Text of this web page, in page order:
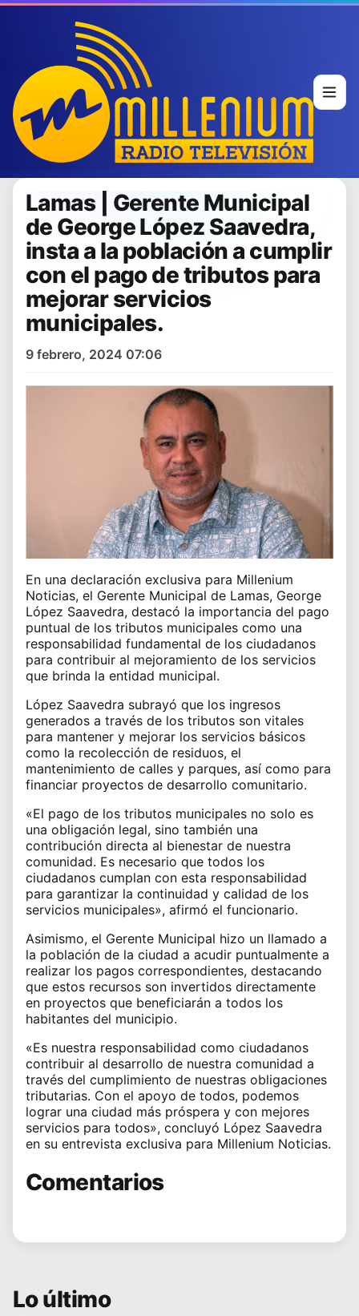
Lamas | Gerente Municipal
de George López Saavedra,
insta a la población a cumplir
con el pago de tributos para
mejorar servicios
municipales.
9 febrero, 2024 07:06
En una declaración exclusiva para Millenium
Noticias, el Gerente Municipal de Lamas, George
López Saavedra, destacó la importancia del pago
puntual de los tributos municipales como una
responsabilidad fundamental de los ciudadanos
para contribuir al mejoramiento de los servicios
que brinda la entidad municipal.
López Saavedra subrayó que los ingresos
generados a través de los tributos son vitales
para mantener y mejorar los servicios básicos
como la recolección de residuos, el
mantenimiento de calles y parques, así como para
financiar proyectos de desarrollo comunitario.
«El pago de los tributos municipales no solo es
una obligación legal, sino también una
contribución directa al bienestar de nuestra
comunidad. Es necesario que todos los
ciudadanos cumplan con esta responsabilidad
para garantizar la continuidad y calidad de los
servicios municipales», afirmó el funcionario.
Asimismo, el Gerente Municipal hizo un llamado a
la población de la ciudad a acudir puntualmente a
realizar los pagos correspondientes, destacando
que estos recursos son invertidos directamente
en proyectos que beneficiarán a todos los
habitantes del municipio.
«Es nuestra responsabilidad como ciudadanos
contribuir al desarrollo de nuestra comunidad a
través del cumplimiento de nuestras obligaciones
tributarias. Con el apoyo de todos, podemos
lograr una ciudad más próspera y con mejores
servicios para todos», concluyó López Saavedra
en su entrevista exclusiva para Millenium Noticias.
Comentarios
Lo último